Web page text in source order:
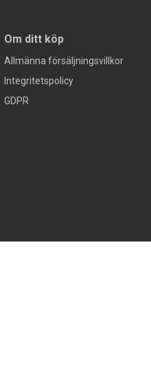
Om ditt köp
Allmänna försäljningsvillkor
Integritetspolicy
GDPR